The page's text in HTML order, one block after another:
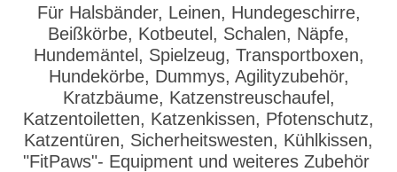
Für Halsbänder, Leinen, Hundegeschirre,
Beißkörbe, Kotbeutel, Schalen, Näpfe,
Hundemäntel, Spielzeug, Transportboxen,
Hundekörbe, Dummys, Agilityzubehör,
Kratzbäume, Katzenstreuschaufel,
Katzentoiletten, Katzenkissen, Pfotenschutz,
Katzentüren, Sicherheitswesten, Kühlkissen,
"FitPaws"- Equipment und weiteres Zubehör